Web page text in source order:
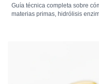
Guía técnica completa sobre
materias primas, hidrólisis